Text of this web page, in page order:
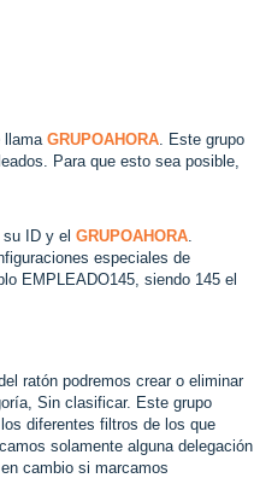
llama GRUPOAHORA . Este grupo
Para que esto sea posible,
su ID y el GRUPOAHORA
especiales de
EMPLEADO145, siendo 145 el
ratón podremos crear o eliminar
Sin clasificar. Este grupo
diferentes filtros de los que
solamente alguna delegación
cambio si marcamos